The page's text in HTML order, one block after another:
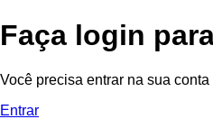
Faça login
Você precisa entrar na sua
Entrar